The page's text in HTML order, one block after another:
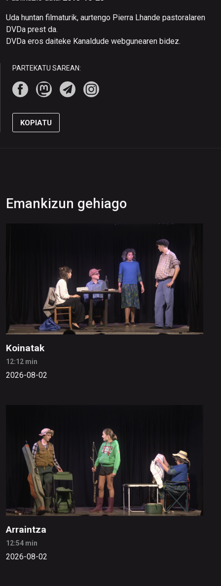
Uda huntan filmaturik, aurtengo Pierra Lhande pastoralaren
DVDa prest da.
DVDa eros daiteke Kanaldude webgunearen bidez.
PARTEKATU SAREAN:
KOPIATU
Emankizun gehiago
Koinatak
12:12 min
2026-08-02
Arraintza
12:54 min
2026-08-02